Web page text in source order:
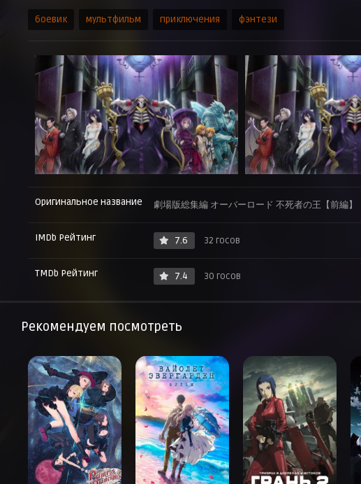
боевик мультфильм приключения фэнтези
Оригинальное название 劇場版総集編 オーバーロード 不死者の王【前編】
IMDb Рейтинг 7.6 32 госов
TMDb Рейтинг 7.4 30 госов
Рекомендуем посмотреть